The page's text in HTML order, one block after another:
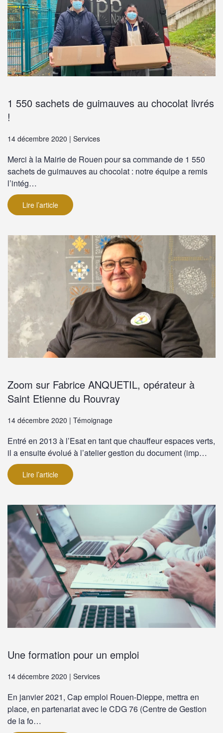
1 550 sachets de guimauves au chocolat livrés
!
14 décembre 2020 | Services
Merci à la Mairie de Rouen pour sa commande de 1 550
sachets de guimauves au chocolat : notre équipe a remis
l’intég…
Lire l’article
Zoom sur Fabrice ANQUETIL, opérateur à
Saint Etienne du Rouvray
14 décembre 2020 | Témoignage
Entré en 2013 à l’Esat en tant que chauffeur espaces verts,
il a ensuite évolué à l’atelier gestion du document (imp…
Lire l’article
Une formation pour un emploi
14 décembre 2020 | Services
En janvier 2021, Cap emploi Rouen-Dieppe, mettra en
place, en partenariat avec le CDG 76 (Centre de Gestion
de la fo…